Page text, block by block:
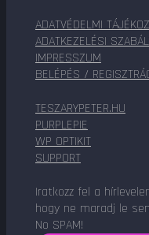
ADATVÉDELMI
ADATKEZELÉSI
IMPRESSZUM
BELÉPÉS /
TESZARYPETER.HU
PURPLEPIE
WP OPTIKIT
SUPPORT
Iratkozz fel a
hogy ne maradj le
No SPAM!